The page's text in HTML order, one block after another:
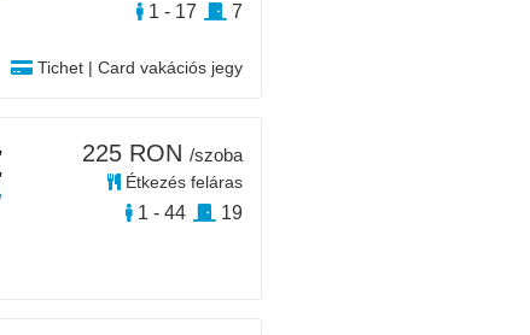
Tichet | Card vakációs jegy
1 - 17 7
225 RON /szoba
Étkezés feláras
1 - 44 19